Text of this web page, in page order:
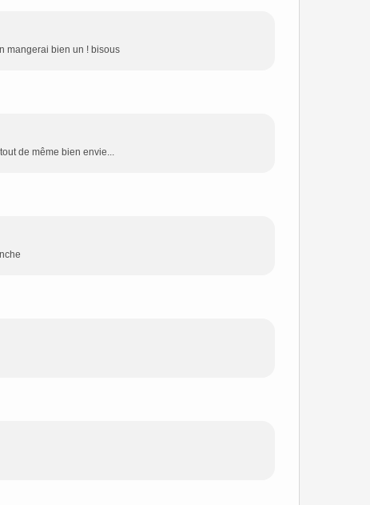
mangerai bien un ! bisous
de même bien envie...